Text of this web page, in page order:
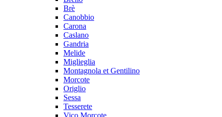
Brè
Canobbio
Carona
Caslano
Gandria
Melide
Miglieglia
Montagnola et Gentilino
Morcote
Origlio
Sessa
Tesserete
Vico Morcote